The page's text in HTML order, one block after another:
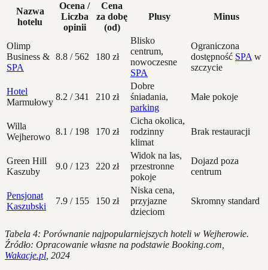
Nazwa
hotelu
Ocena /
Liczba
opinii
Cena
za dobę
(od)
Plusy Minus
Olimp
Business &
SPA
8.8 / 562 180 zł
Blisko
centrum,
nowoczesne
SPA
Ograniczona
dostępność SPA w
szczycie
Hotel
Marmułowy
8.2 / 341 210 zł
Dobre
śniadania,
parking
Małe pokoje
Willa
Wejherowo
8.1 / 198 170 zł
Cicha okolica,
rodzinny
klimat
Brak restauracji
Green Hill
Kaszuby
9.0 / 123 220 zł
Widok na las,
przestronne
pokoje
Dojazd poza
centrum
Pensjonat
Kaszubski
7.9 / 155 150 zł
Niska cena,
przyjazne
dzieciom
Skromny standard
Tabela 4: Porównanie najpopularniejszych hoteli w Wejherowie.
Źródło: Opracowanie własne na podstawie Booking.com,
Wakacje.pl , 2024